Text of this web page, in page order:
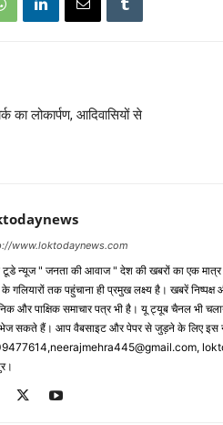
का लोकार्पण, आदिवासियों से
www.loktodaynews.com
न्यूज " जनता की आवाज " देश की खबरों का एक मात्र
के गलियारों तक पहुंचाना ही प्रमुख लक्ष्य है। खबरें
और पाक्षिक समाचार पत्र भी है। यू ट्यूब चैनल भी
भेज सकते हैं। आप वैबसाइट और पेपर से जुड़ने के लिए